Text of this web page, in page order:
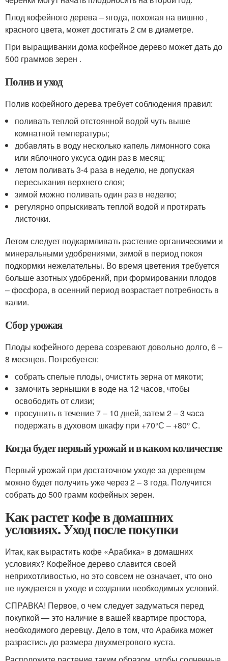
Плод кофейного дерева – ягода, похожая на вишню ,
красного цвета, может достигать 2 см в диаметре.
При выращивании дома кофейное дерево может дать до
500 граммов зерен .
Полив и уход
Полив кофейного дерева требует соблюдения правил:
поливать теплой отстоянной водой чуть выше
комнатной температуры;
добавлять в воду несколько капель лимонного сока
или яблочного уксуса один раз в месяц;
летом поливать 3-4 раза в неделю, не допуская
пересыхания верхнего слоя;
зимой можно поливать один раз в неделю;
регулярно опрыскивать теплой водой и протирать
листочки.
Летом следует подкармливать растение органическими и
минеральными удобрениями, зимой в период покоя
подкормки нежелательны. Во время цветения требуется
больше азотных удобрений, при формировании плодов
– фосфора, в осенний период возрастает потребность в
калии.
Сбор урожая
Плоды кофейного дерева созревают довольно долго, 6 –
8 месяцев. Потребуется:
собрать спелые плоды, очистить зерна от мякоти;
замочить зернышки в воде на 12 часов, чтобы
освободить от слизи;
просушить в течение 7 – 10 дней, затем 2 – 3 часа
подержать в духовом шкафу при +70°С – +80° С.
Когда будет первый урожай и в каком количестве
Первый урожай при достаточном уходе за деревцем
можно будет получить уже через 2 – 3 года. Получится
собрать до 500 грамм кофейных зерен.
Как растет кофе в домашних
условиях. Уход после покупки
Итак, как вырастить кофе «Арабика» в домашних
условиях? Кофейное дерево славится своей
неприхотливостью, но это совсем не означает, что оно
не нуждается в уходе и создании необходимых условий.
СПРАВКА! Первое, о чем следует задуматься перед
покупкой — это наличие в вашей квартире простора,
необходимого деревцу. Дело в том, что Арабика может
разрастись до размера двухметрового куста.